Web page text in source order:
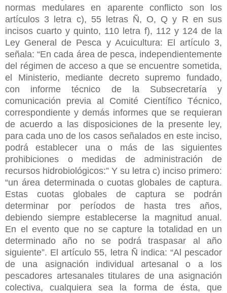
normas medulares en aparente conflicto son los
artículos 3 letra c), 55 letras Ñ, O, Q y R en sus
incisos cuarto y quinto, 110 letra f), 112 y 124 de la
Ley General de Pesca y Acuicultura: El artículo 3,
señala: “En cada área de pesca, independientemente
del régimen de acceso a que se encuentre sometida,
el Ministerio, mediante decreto supremo fundado,
con informe técnico de la Subsecretaría y
comunicación previa al Comité Científico Técnico,
correspondiente y demás informes que se requieran
de acuerdo a las disposiciones de la presente ley,
para cada uno de los casos señalados en este inciso,
podrá establecer una o más de las siguientes
prohibiciones o medidas de administración de
recursos hidrobiológicos:” Y su letra c) inciso primero:
“un área determinada o cuotas globales de captura.
Estas cuotas globales de captura se podrán
determinar por períodos de hasta tres años,
debiendo siempre establecerse la magnitud anual.
En el evento que no se capture la totalidad en un
determinado año no se podrá traspasar al año
siguiente”. El artículo 55, letra Ñ indica: “Al pescador
de una asignación individual artesanal o a los
pescadores artesanales titulares de una asignación
colectiva, cualquiera sea la forma de ésta, que